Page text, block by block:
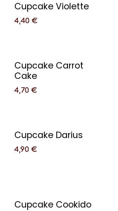
Cupcake Violette
4,40€
Cupcake Carrot
Cake
4,70€
Cupcake Darius
4,90€
Cupcake Cookido